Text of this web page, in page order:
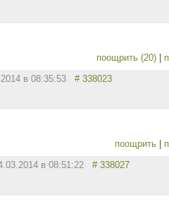
поощрить (20)
в 08:35:53 # 338023
поощрить
в 08:51:22 # 338027